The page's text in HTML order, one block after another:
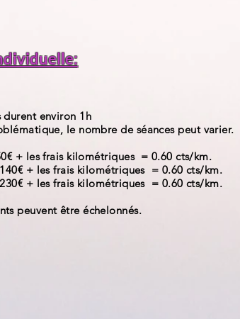
durent environ 1h
le nombre de séances peut varier.
+ les frais kilométriques = 0.60 cts/km.
+ les frais kilométriques = 0.60 cts/km.
+ les frais kilométriques = 0.60 cts/km.
peuvent être échelonnés.